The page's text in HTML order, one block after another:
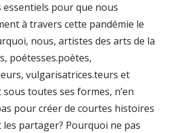
pour que nous
à travers cette pandémie le
nous, artistes des arts de la
poétesses.poètes,
vulgarisatrices.teurs et
toutes ses formes, n’en
pour créer de courtes histoires
partager? Pourquoi ne pas